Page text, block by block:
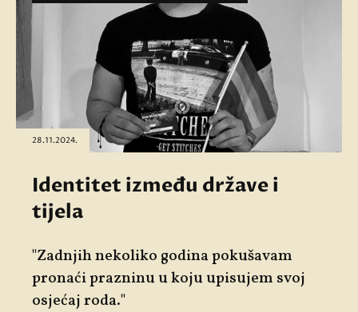
28.11.2024.
Identitet između države i
tijela
"Zadnjih nekoliko godina pokušavam
pronaći prazninu u koju upisujem svoj
osjećaj roda."